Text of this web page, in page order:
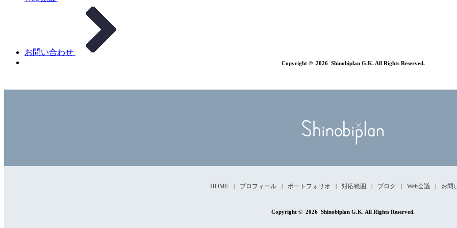
お問い合わせ
Copyright © 2026 Shinobiplan G.K. All Rights Reserved.
HOME | プロフィール | ポートフォリオ | 対応範囲 | ブログ | Web会議 | お問
Copyright © 2026 Shinobiplan G.K. All Rights Reserved.